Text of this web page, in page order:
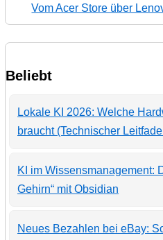
Vom Acer Store über
Beliebt
Lokale KI 2026: Welche
braucht (Technischer
KI im Wissensmanagement:
Gehirn“ mit Obsidian
Neues Bezahlen bei eBay: